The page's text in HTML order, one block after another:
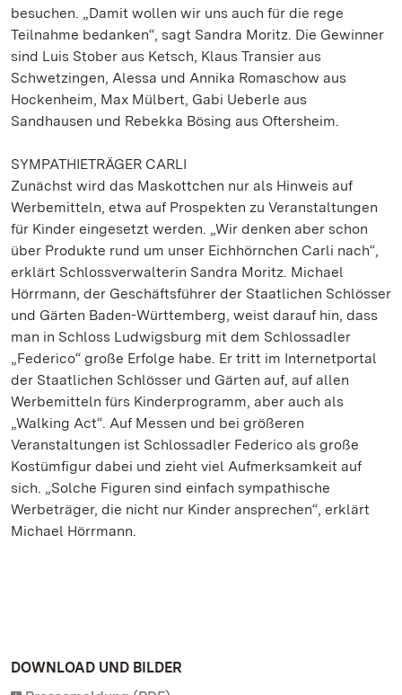
besuchen. „Damit wollen wir uns auch für die rege
Teilnahme bedanken“, sagt Sandra Moritz. Die Gewinner
sind Luis Stober aus Ketsch, Klaus Transier aus
Schwetzingen, Alessa und Annika Romaschow aus
Hockenheim, Max Mülbert, Gabi Ueberle aus
Sandhausen und Rebekka Bösing aus Oftersheim.
SYMPATHIETRÄGER CARLI
Zunächst wird das Maskottchen nur als Hinweis auf
Werbemitteln, etwa auf Prospekten zu Veranstaltungen
für Kinder eingesetzt werden. „Wir denken aber schon
über Produkte rund um unser Eichhörnchen Carli nach“,
erklärt Schlossverwalterin Sandra Moritz. Michael
Hörrmann, der Geschäftsführer der Staatlichen Schlösser
und Gärten Baden-Württemberg, weist darauf hin, dass
man in Schloss Ludwigsburg mit dem Schlossadler
„Federico“ große Erfolge habe. Er tritt im Internetportal
der Staatlichen Schlösser und Gärten auf, auf allen
Werbemitteln fürs Kinderprogramm, aber auch als
„Walking Act“. Auf Messen und bei größeren
Veranstaltungen ist Schlossadler Federico als große
Kostümfigur dabei und zieht viel Aufmerksamkeit auf
sich. „Solche Figuren sind einfach sympathische
Werbeträger, die nicht nur Kinder ansprechen“, erklärt
Michael Hörrmann.
DOWNLOAD UND BILDER